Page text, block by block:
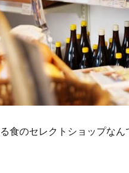
食のセレクトショップな